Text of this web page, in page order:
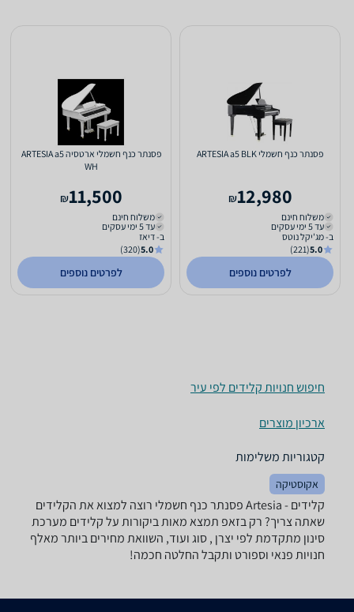
פסנתר כנף חשמלי ARTESIA a5 BLK
12,980
₪
משלוח חינם
עד 5 ימי עסקים
ב- מג'יקל נוטס
5.0
(221)
לפרטים נוספים
פסנתר כנף חשמלי ארטסיה ARTESIA a5
WH
11,500
₪
משלוח חינם
עד 5 ימי עסקים
ב- דיאז
5.0
(320)
לפרטים נוספים
חיפוש חנויות קלידים לפי עיר
ארכיון מוצרים
קטגוריות משלימות
אקוסטיקה
קלידים - ‏Artesia ‏פסנתר כנף חשמלי רוצה למצוא את הקלידים
שאתה צריך? רק בזאפ תמצא מאות ביקורות על קלידים מערכת
סינון מתקדמת לפי יצרן , סוג ועוד, השוואת מחירים ביותר מאלף
חנויות פנאי וספורט ותקבל החלטה חכמה!